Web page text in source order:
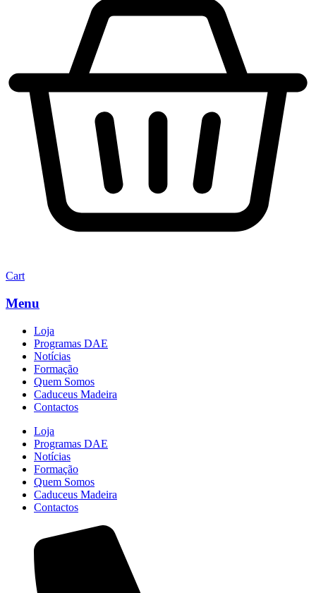
Cart
Menu
Loja
Programas DAE
Notícias
Formação
Quem Somos
Caduceus Madeira
Contactos
Loja
Programas DAE
Notícias
Formação
Quem Somos
Caduceus Madeira
Contactos